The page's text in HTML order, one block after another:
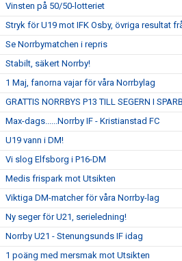
Vinsten på 50/50-lotteriet
Stryk för U19 mot IFK Osby, övriga resultat
Se Norrbymatchen i repris
Stabilt, säkert Norrby!
1 Maj, fanorna vajar för våra Norrbylag
GRATTIS NORRBYS P13 TILL SEGERN I
Max-dags......Norrby IF - Kristianstad FC
U19 vann i DM!
Vi slog Elfsborg i P16-DM
Medis frispark mot Utsikten
Viktiga DM-matcher för våra Norrby-lag
Ny seger för U21, serieledning!
Norrby U21 - Stenungsunds IF idag
1 poäng med mersmak mot Utsikten